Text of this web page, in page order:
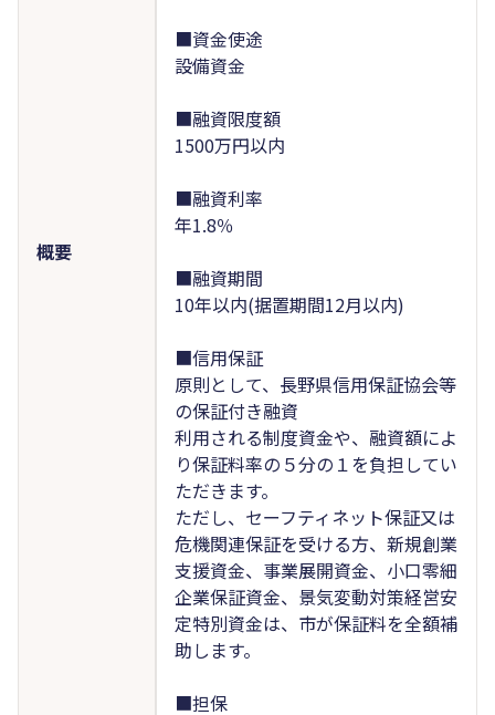
概要
■資金使途
設備資金
■融資限度額
1500万円以内
■融資利率
年1.8％
■融資期間
10年以内(据置期間12月以内)
■信用保証
原則として、長野県信用保証協会等
の保証付き融資
利用される制度資金や、融資額によ
り保証料率の５分の１を負担してい
ただきます。
ただし、セーフティネット保証又は
危機関連保証を受ける方、新規創業
支援資金、事業展開資金、小口零細
企業保証資金、景気変動対策経営安
定特別資金は、市が保証料を全額補
助します。
■担保